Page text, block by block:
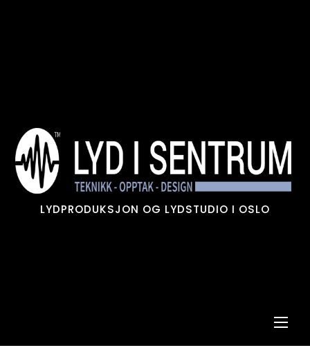
LYDPRODUKSJON OG LYDSTUDIO I OSLO